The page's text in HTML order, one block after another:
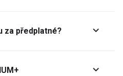
za předplatné?